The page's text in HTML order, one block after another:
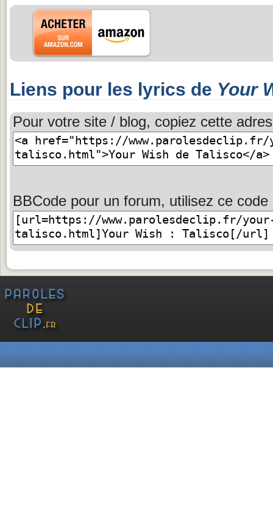
Liens pour les lyrics de Your
Pour votre site / blog, copiez cette
BBCode pour un forum, utilisez ce code